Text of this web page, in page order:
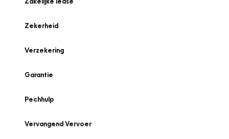
Zekerheid
Verzekering
Garantie
Pechhulp
Vervangend Vervoer